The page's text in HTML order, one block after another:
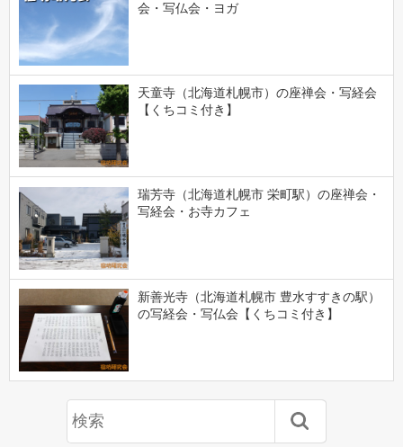
会・写仏会・ヨガ
天童寺（北海道札幌市）の座禅会・写経会
【くちコミ付き】
瑞芳寺（北海道札幌市 栄町駅）の座禅会・
写経会・お寺カフェ
新善光寺（北海道札幌市 豊水すすきの駅）
の写経会・写仏会【くちコミ付き】